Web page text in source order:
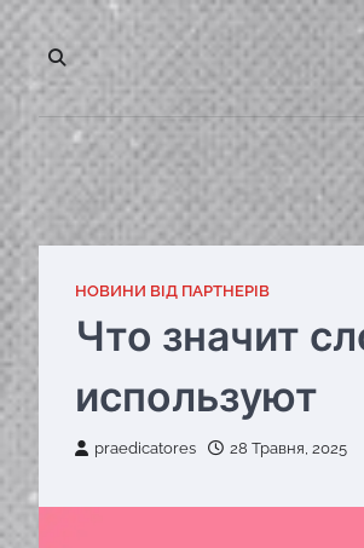
Перейти
до
вмісту
НОВИНИ ВІД ПАРТНЕРІВ
Что значит
используют
praedicatores 28 Травня, 2025